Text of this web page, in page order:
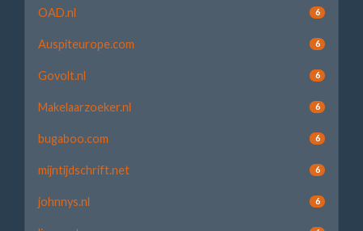
OAD.nl 6
Auspiteurope.com 6
Govolt.nl 6
Makelaarzoeker.nl 6
bugaboo.com 6
mijntijdschrift.net 6
johnnys.nl 6